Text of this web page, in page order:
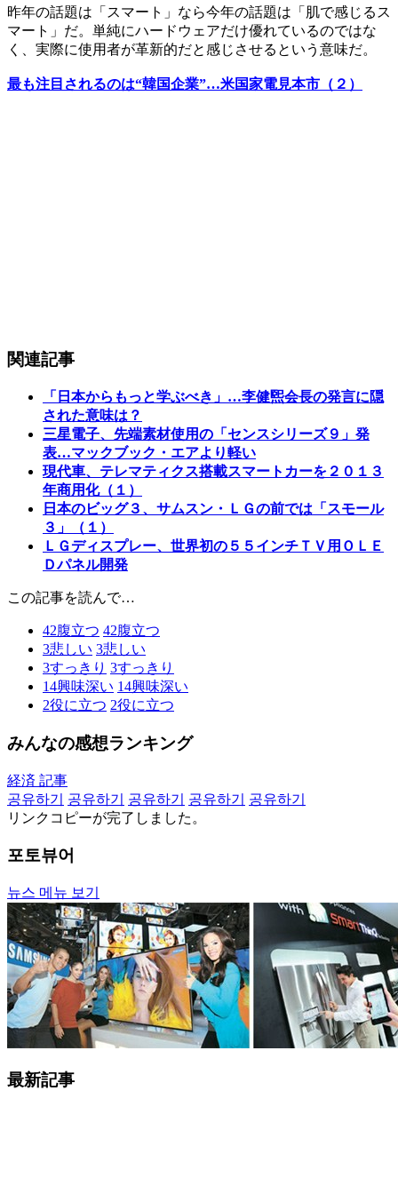
昨年の話題は「スマート」なら今年の話題は「肌で感じるス
マート」だ。単純にハードウェアだけ優れているのではな
く、実際に使用者が革新的だと感じさせるという意味だ。
最も注目されるのは“韓国企業”…米国家電見本市（２）
関連記事
「日本からもっと学ぶべき」…李健煕会長の発言に隠
された意味は？
三星電子、先端素材使用の「センスシリーズ９」発
表…マックブック・エアより軽い
現代車、テレマティクス搭載スマートカーを２０１３
年商用化（１）
日本のビッグ３、サムスン・ＬＧの前では「スモール
３」（１）
ＬＧディスプレー、世界初の５５インチＴＶ用ＯＬＥ
Ｄパネル開発
この記事を読んで…
42腹立つ 42腹立つ
3悲しい 3悲しい
3すっきり 3すっきり
14興味深い 14興味深い
2役に立つ 2役に立つ
みんなの感想ランキング
経済 記事
공유하기
공유하기 공유하기 공유하기
공유하기
リンクコピーが完了しました。
포토뷰어
뉴스 메뉴 보기
最新記事